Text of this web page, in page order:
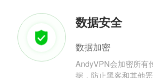
数据安全
数据加密
AndyVPN会加密所有
据，防止黑客和其他